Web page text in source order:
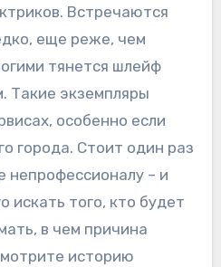
Встречаются
еще реже, чем
тянется шлейф
Такие экземпляры
особенно если
города. Стоит один раз
непрофессионалу – и
искать того, кто будет
в чем причина
историю